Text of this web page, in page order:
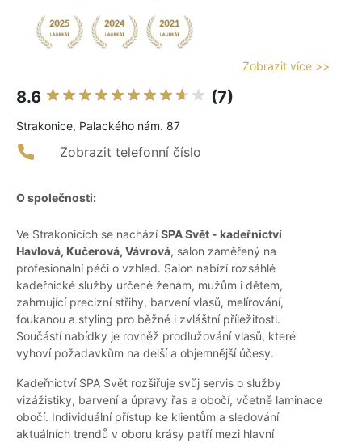
Zobrazit více >>
8.6 (7)
Strakonice, Palackého nám. 87
Zobrazit telefonní číslo
O společnosti:
Ve Strakonicích se nacházíSPA Svět - kadeřnictví
Havlová, Kučerová, Vávrová, salon zaměřený na
profesionální péči o vzhled. Salon nabízí rozsáhlé
kadeřnické služby určené ženám, mužům i dětem,
zahrnující precizní střihy, barvení vlasů, melírování,
foukanou a styling pro běžné i zvláštní příležitosti.
Součástí nabídky je rovněž prodlužování vlasů, které
vyhoví požadavkům na delší a objemnější účesy.
Kadeřnictví SPA Svět rozšiřuje svůj servis o služby
vizážistiky, barvení a úpravy řas a obočí, včetně laminace
obočí. Individuální přístup ke klientům a sledování
aktuálních trendů v oboru krásy patří mezi hlavní